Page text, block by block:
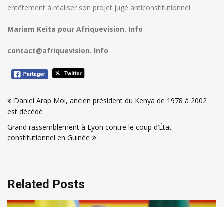
entêtement à réaliser son projet jugé anticonstitutionnel.
Mariam Keita pour Afriquevision. Info
contact@afriquevision. Info
de
l’article
Daniel Arap Moi, ancien président du Kenya de 1978 à 2002
est décédé
Grand rassemblement à Lyon contre le coup d’État
constitutionnel en Guinée
Related Posts